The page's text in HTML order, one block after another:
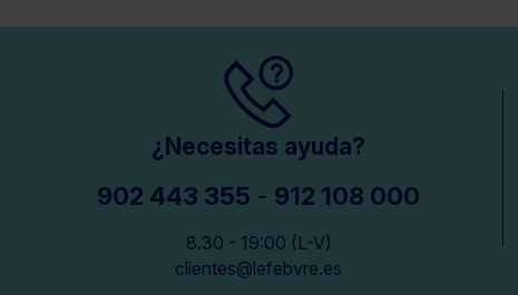
¿Necesitas ayuda?
902 443 355 - 912 108 000
8.30 - 19:00 (L-V)
clientes@lefebvre.es